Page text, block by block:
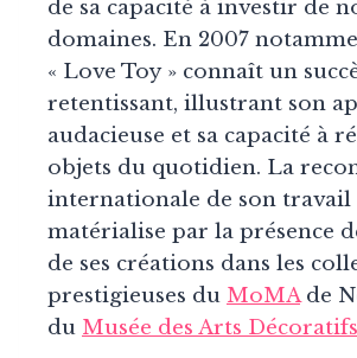
de sa capacité à investir de
domaines. En 2007
« Love Toy » connaît un
retentissant, illustrant son
audacieuse et sa capacité à
objets du quotidien. La
internationale de son travail
matérialise par la présence
de ses créations dans les
prestigieuses du MoMAde
du Musée des Arts